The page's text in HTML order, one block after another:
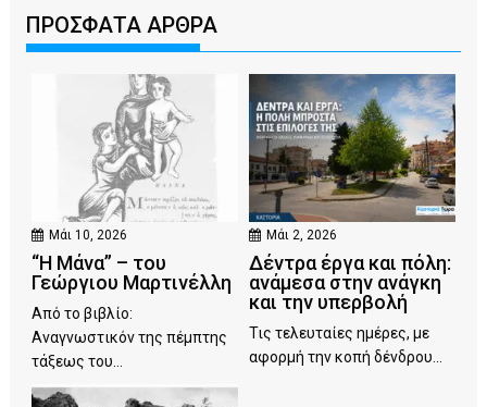
ΠΡΟΣΦΑΤΑ ΑΡΘΡΑ
Μάι 10, 2026
“Η Μάνα” – του
Γεώργιου Μαρτινέλλη
Από το βιβλίο:
Αναγνωστικόν της πέμπτης
τάξεως του...
Μάι 2, 2026
Δέντρα έργα και πόλη:
ανάμεσα στην ανάγκη
και την υπερβολή
Τις τελευταίες ημέρες, με
αφορμή την κοπή δένδρου...